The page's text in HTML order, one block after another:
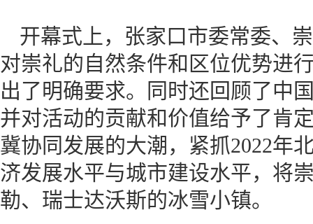
开幕式上，张家口市委常委、
对崇礼的自然条件和区位优势进
出了明确要求。同时还回顾了中
并对活动的贡献和价值给予了肯
冀协同发展的大潮，紧抓2022年
济发展水平与城市建设水平，将
勒、瑞士达沃斯的冰雪小镇。